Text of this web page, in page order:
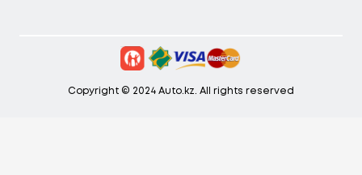
Copyright © 2024 Auto.kz. All rights reserved